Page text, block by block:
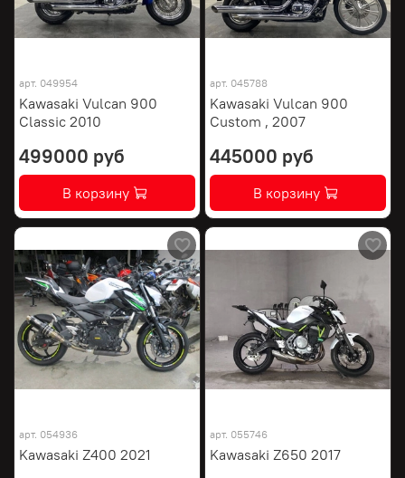
арт. 049954
Kawasaki Vulcan 900
Classic 2010
499000 руб
В корзину
арт. 045788
Kawasaki Vulcan 900
Custom , 2007
445000 руб
В корзину
арт. 054936
Kawasaki Z400 2021
арт. 055746
Kawasaki Z650 2017